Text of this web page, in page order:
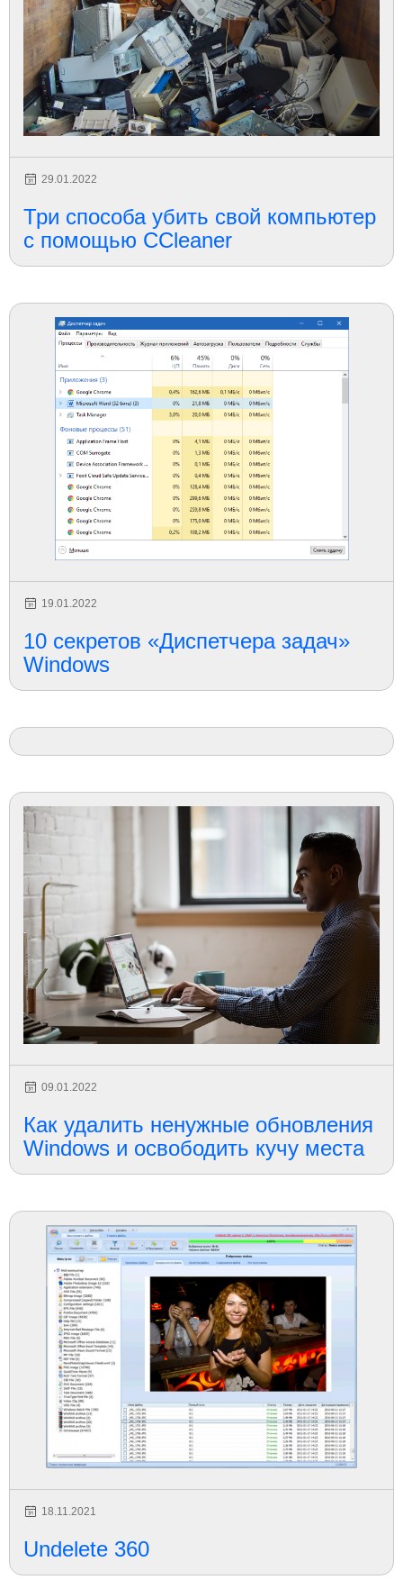
29.01.2022
Три способа убить свой компьютер
с помощью CCleaner
19.01.2022
10 секретов «Диспетчера задач»
Windows
09.01.2022
Как удалить ненужные обновления
Windows и освободить кучу места
18.11.2021
Undelete 360